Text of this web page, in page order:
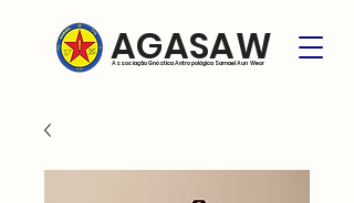
Associação Gnóstica Antropológica Samael Aun Weor
AGASAW